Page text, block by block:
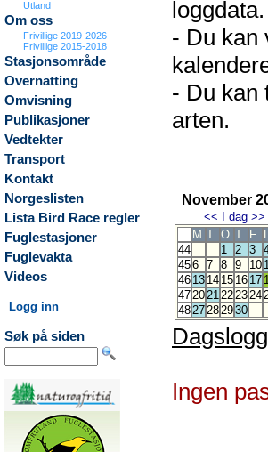
Utland
Om oss
Frivillige 2019-2026
Frivillige 2015-2018
Stasjonsområde
Overnatting
Omvisning
Publikasjoner
Vedtekter
Transport
Kontakt
Norgeslisten
Lista Bird Race regler
Fuglestasjoner
Fuglevakta
Videos
Logg inn
Søk på siden
loggdata.
- Du kan
- Du kan
arten.
November
<< I dag >>
M T O T F
44
1 2 3
456 7 8 9 10
46 13 14 15 16 17
472021222324
4827282930
Dagslogg
Ingen